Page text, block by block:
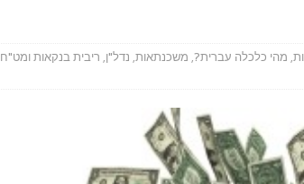
,מהי כלכלה עברית?,משכנתאות,נדל"ן,ריבית בנקאות ומט"ח